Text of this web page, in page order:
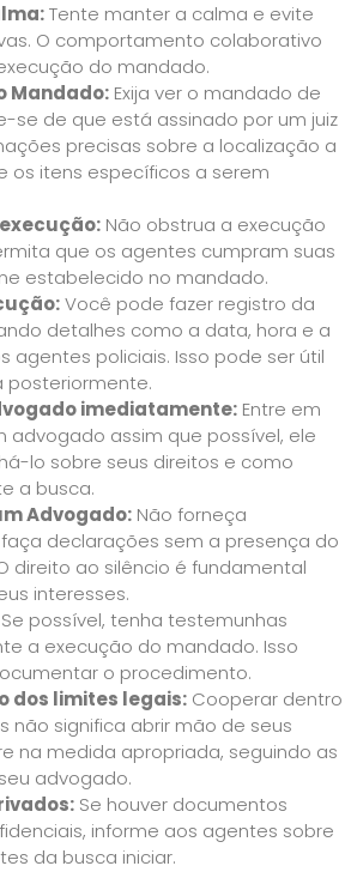
Tente manter a calma e evite
O comportamento colaborativo
do mandado.
Mandado: Exija ver o mandado de
se de que está assinado por um juiz
precisas sobre a localização a
os itens específicos a serem
Não obstrua a execução
que os agentes cumpram suas
estabelecido no mandado.
Você pode fazer registro da
detalhes como a data, hora e a
agentes policiais. Isso pode ser útil
posteriormente.
imediatamente: Entre em
advogado assim que possível, ele
lo sobre seus direitos e como
a busca.
Advogado: Não forneça
declarações sem a presença do
direito ao silêncio é fundamental
interesses.
Se possível, tenha testemunhas
a execução do mandado. Isso
o procedimento.
dos limites legais: Cooperar dentro
não significa abrir mão de seus
na medida apropriada, seguindo as
advogado.
Se houver documentos
informe aos agentes sobre
da busca iniciar.